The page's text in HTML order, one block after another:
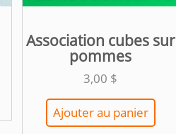
Association cubes sur
pommes
3,00 $
Ajouter au panier